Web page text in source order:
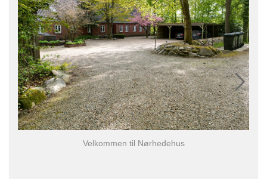
Velkommen til Nørhedehus